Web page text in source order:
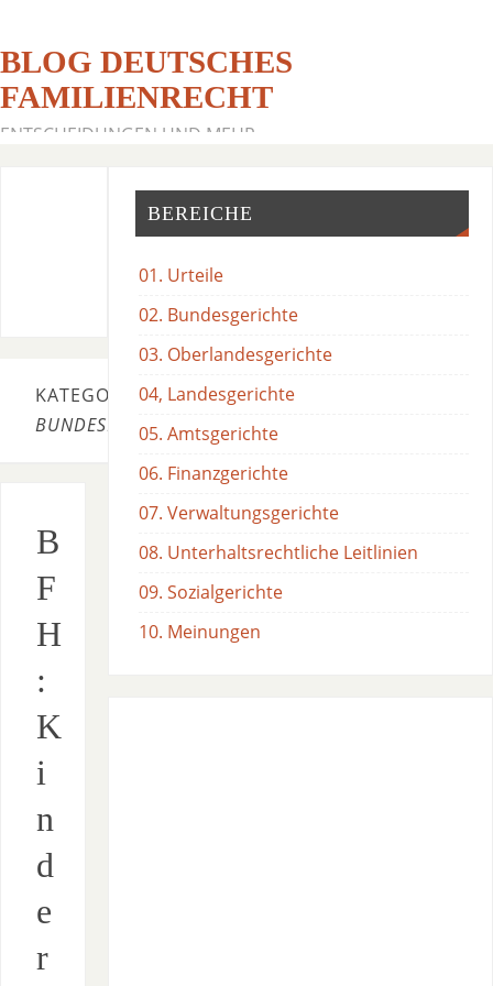
BLOG DEUTSCHES
FAMILIENRECHT
ENTSCHEIDUNGEN UND MEHR
KATEGORIE:
BUNDESFINANZHOF
B
F
H
:
K
i
n
d
e
r
BEREICHE
01. Urteile
02. Bundesgerichte
03. Oberlandesgerichte
04, Landesgerichte
05. Amtsgerichte
06. Finanzgerichte
07. Verwaltungsgerichte
08. Unterhaltsrechtliche Leitlinien
09. Sozialgerichte
10. Meinungen